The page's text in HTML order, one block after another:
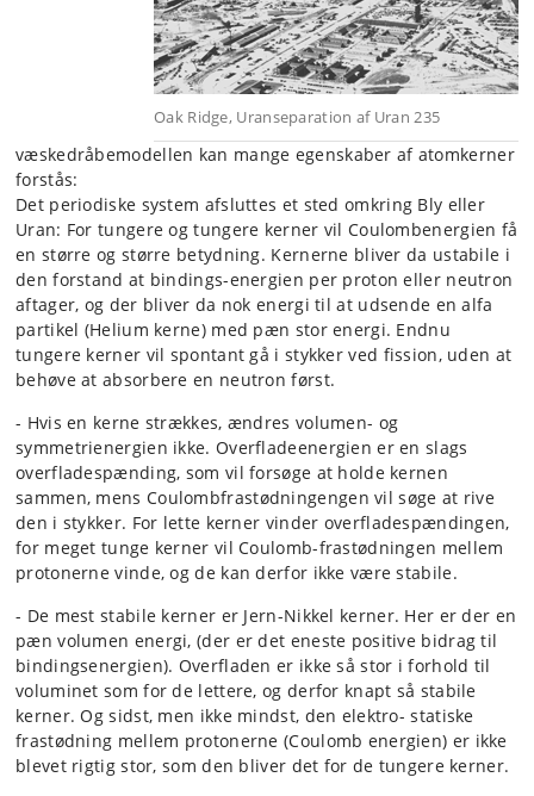
Oak Ridge, Uranseparation af Uran 235
væskedråbemodellen kan mange egenskaber af atomkerner
forstås:
Det periodiske system afsluttes et sted omkring Bly eller
Uran: For tungere og tungere kerner vil Coulombenergien få
en større og større betydning. Kernerne bliver da ustabile i
den forstand at bindings-energien per proton eller neutron
aftager, og der bliver da nok energi til at udsende en alfa
partikel (Helium kerne) med pæn stor energi. Endnu
tungere kerner vil spontant gå i stykker ved fission, uden at
behøve at absorbere en neutron først.
- Hvis en kerne strækkes, ændres volumen- og
symmetrienergien ikke. Overfladeenergien er en slags
overfladespænding, som vil forsøge at holde kernen
sammen, mens Coulombfrastødningengen vil søge at rive
den i stykker. For lette kerner vinder overfladespændingen,
for meget tunge kerner vil Coulomb-frastødningen mellem
protonerne vinde, og de kan derfor ikke være stabile.
- De mest stabile kerner er Jern-Nikkel kerner. Her er der en
pæn volumen energi, (der er det eneste positive bidrag til
bindingsenergien). Overfladen er ikke så stor i forhold til
voluminet som for de lettere, og derfor knapt så stabile
kerner. Og sidst, men ikke mindst, den elektro- statiske
frastødning mellem protonerne (Coulomb energien) er ikke
blevet rigtig stor, som den bliver det for de tungere kerner.